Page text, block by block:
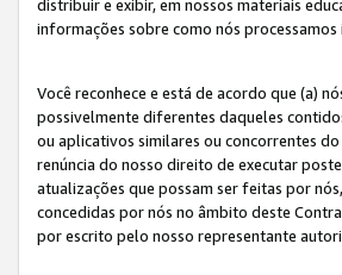
distribuir e exibir, em nossos materiais
informações sobre como nós
Você reconhece e está de acordo que (a)
possivelmente diferentes daqueles
ou aplicativos similares ou concorrentes
renúncia do nosso direito de executar
atualizações que possam ser feitas por
concedidas por nós no âmbito deste
por escrito pelo nosso representante